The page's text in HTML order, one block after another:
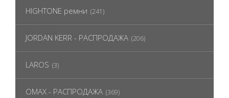
HIGHTONE ремни (241)
JORDAN KERR - РАСПРОДАЖА (206)
LAROS (3)
OMAX - РАСПРОДАЖА (369)